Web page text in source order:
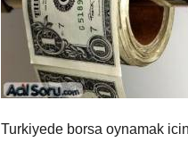
Turkiyede borsa oynamak